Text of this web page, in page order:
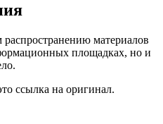
материалов
площадках, но и
ссылка на оригинал.